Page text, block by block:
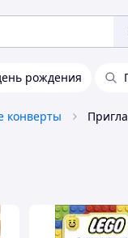
рождения
конверты